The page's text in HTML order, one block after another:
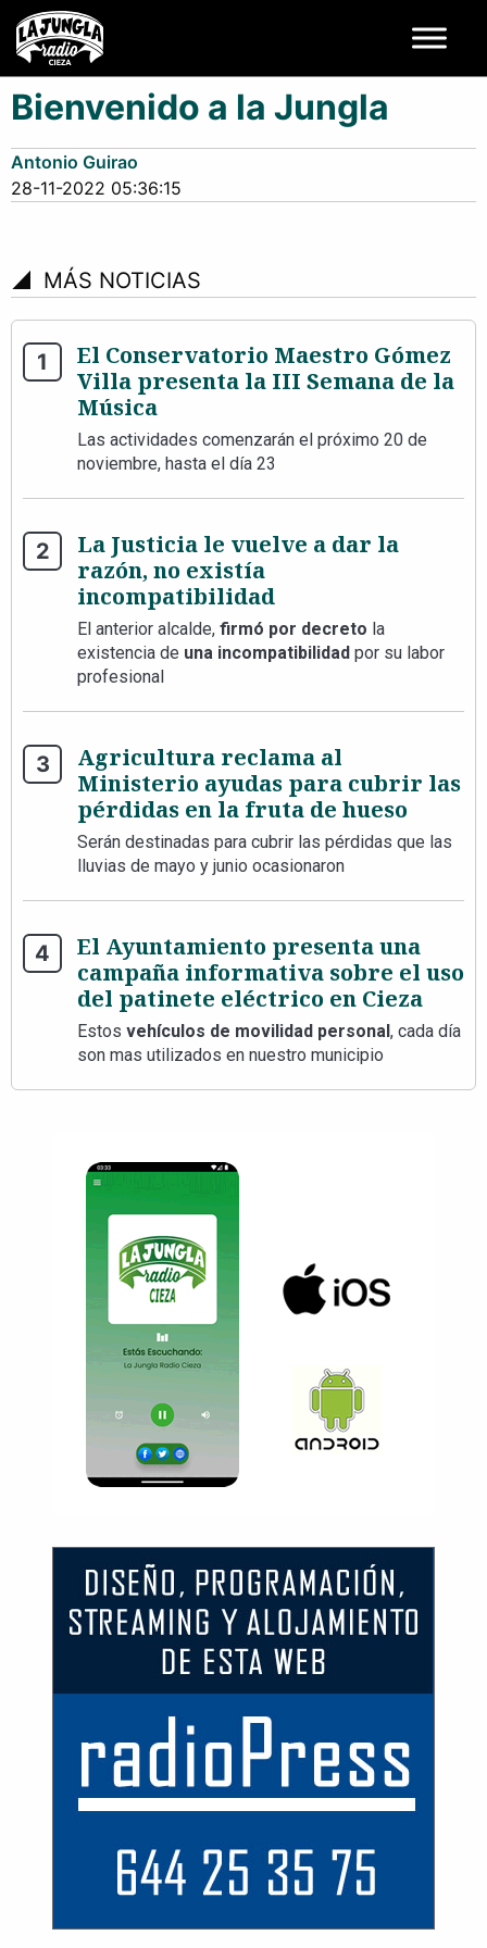
Bienvenido a la Jungla
Antonio Guirao
28-11-2022 05:36:15
signal_cellular_4_bar MÁS NOTICIAS
El Conservatorio Maestro Gómez
Villa presenta la III Semana de la
Música
Las actividades comenzarán el próximo 20 de
noviembre, hasta el día 23
La Justicia le vuelve a dar la
razón, no existía
incompatibilidad
El anterior alcalde, firmó por decreto la
existencia de una incompatibilidad por su labor
profesional
Agricultura reclama al
Ministerio ayudas para cubrir las
pérdidas en la fruta de hueso
Serán destinadas para cubrir las pérdidas que las
lluvias de mayo y junio ocasionaron
El Ayuntamiento presenta una
campaña informativa sobre el uso
del patinete eléctrico en Cieza
Estos vehículos de movilidad personal, cada día
son mas utilizados en nuestro municipio